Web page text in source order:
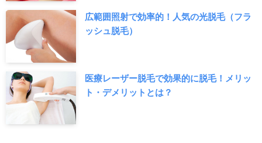
広範囲照射で効率的！人気の光脱毛（フラ
ッシュ脱毛）
医療レーザー脱毛で効果的に脱毛！メリッ
ト・デメリットとは？